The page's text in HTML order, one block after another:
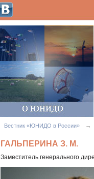
Вестник «ЮНИДО в России» →
ГАЛЬПЕРИНА З. М.
Заместитель генерального